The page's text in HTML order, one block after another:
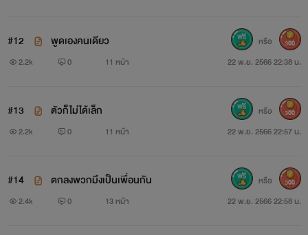
#12 พูดเองคนเดียว
2.2k 0 11 หน้า 22 พ.ย. 2566 22:38 น.
หรือ 300
#13 ตัวก็ไม่ได้เล็ก
2.2k 0 11 หน้า 22 พ.ย. 2566 22:57 น.
หรือ 300
#14 ตกลงพวกมึงเป็นเพื่อนกัน
2.4k 0 13 หน้า 22 พ.ย. 2566 22:58 น.
หรือ 300